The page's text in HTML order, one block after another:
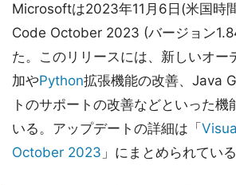
Microsoftは2023年11月6日(米国時
Code October 2023 (バージョン
た。このリリースには、新しいオー
加やPython拡張機能の改善、Java
トのサポートの改善などといった機
いる。アップデートの詳細は「
October 2023 」にまとめられている